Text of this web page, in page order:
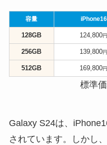
容量 iPhone16
128GB 124,800円
256GB 139,800円
512GB 169,800円
標準
Galaxy S24は、
されています。しかし